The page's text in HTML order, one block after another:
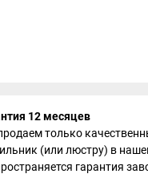
12 месяцев
только
(или люстру) в
гарантия